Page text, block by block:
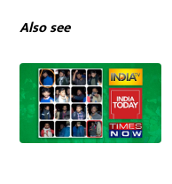
Also see